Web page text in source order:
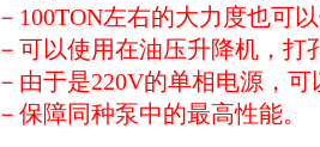
－100TON左右的大力度也可
－可以使用在油压升降机，打
－由于是220V的单相电源，可
－保障同种泵中的最高性能。